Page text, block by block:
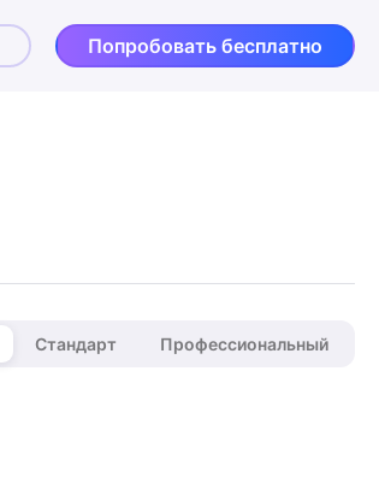
Попробовать бесплатно
Стандарт Профессиональный